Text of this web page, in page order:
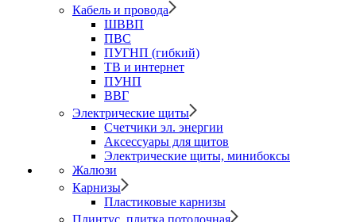
Кабель и провода
ШВВП
ПВС
ПУГНП (гибкий)
ТВ и интернет
ПУНП
ВВГ
Электрические щиты
Счетчики эл. энергии
Аксессуары для щитов
Электрические щиты, минибоксы
Жалюзи
Карнизы
Пластиковые карнизы
Плинтус, плитка потолочная